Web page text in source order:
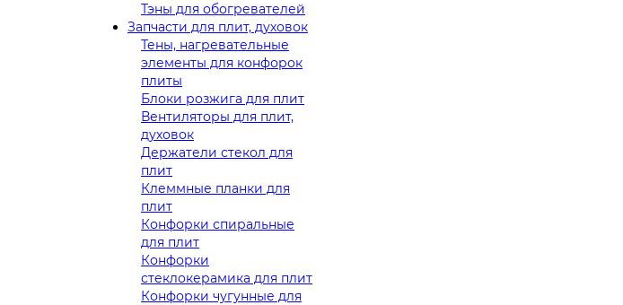
Тэны для обогревателей
Запчасти для плит, духовок
Тены, нагревательные
элементы для конфорок
плиты
Блоки розжига для плит
Вентиляторы для плит,
духовок
Держатели стекол для
плит
Клеммные планки для
плит
Конфорки спиральные
для плит
Конфорки
стеклокерамика для плит
Конфорки чугунные для